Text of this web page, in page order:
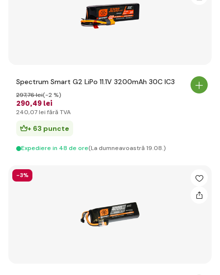
Spectrum Smart G2 LiPo 11.1V 3200mAh 30C IC3
290,49 lei
297,76 lei(-2 %)
240,07 lei fără TVA
+ 63 puncte
Expediere in 48 de ore(La dumneavoastră 19.08.)
-3%